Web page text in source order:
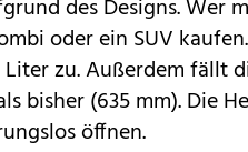
des Designs. Wer
oder ein SUV
zu. Außerdem fällt
bisher (635 mm). Die
öffnen.